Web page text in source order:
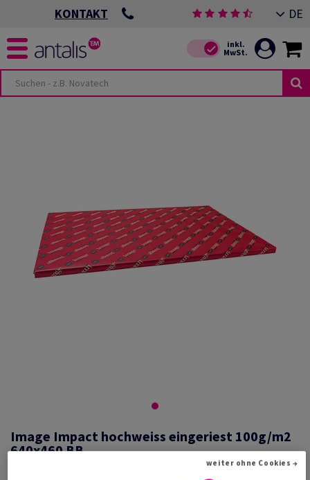
KONTAKT DE
Image Impact hochweiss eingeriest 100g/m2
640x460 BB
weiter ohne Cookies →